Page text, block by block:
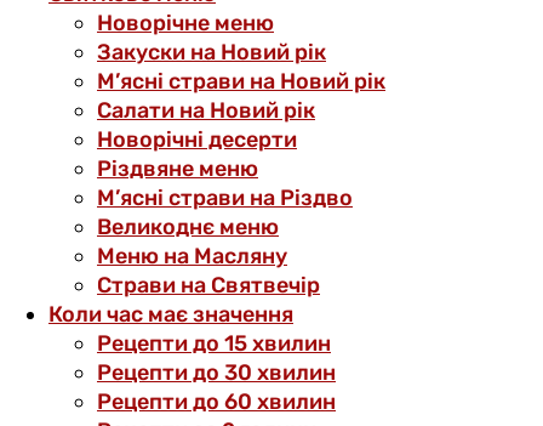
Новорічне меню
Закуски на Новий рік
М’ясні страви на Новий рік
Салати на Новий рік
Новорічні десерти
Різдвяне меню
М’ясні страви на Різдво
Великоднє меню
Меню на Масляну
Страви на Святвечір
Коли час має значення
Рецепти до 15 хвилин
Рецепти до 30 хвилин
Рецепти до 60 хвилин